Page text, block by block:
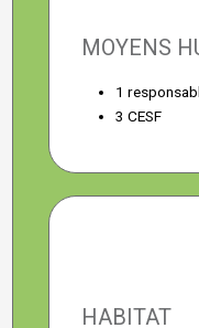
MOYENS
1
3 CESF
HABITAT